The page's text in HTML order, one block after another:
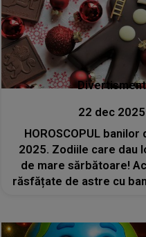
Divertisment
22 dec 2025
HOROSCOPUL banilor
2025. Zodiile care dau
de mare sărbătoare!
răsfățate de astre cu
buzunarele pline și